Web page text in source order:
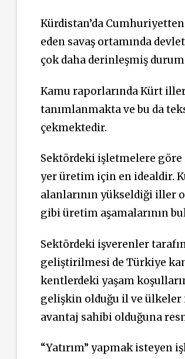
Kürdistan’da
eden savaş ortamında
çok daha derinleşmiş
Kamu raporlarında Kürt
tanımlanmakta ve bu da
çekmektedir.
Sektördeki işletmelere
yer üretim için en idealdir.
alanlarının yükseldiği iller
gibi üretim aşamalarının
Sektördeki işverenler
geliştirilmesi de Türkiye
kentlerdeki yaşam
gelişkin olduğu il ve ülkeler
avantaj sahibi olduğuna
“Yatırım” yapmak isteyen